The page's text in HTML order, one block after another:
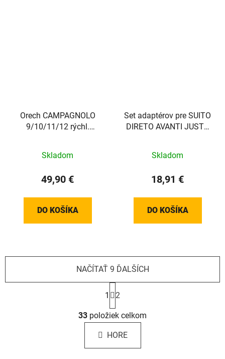
Orech CAMPAGNOLO
9/10/11/12 rýchl.
Turno)
Skladom
49,90 €
DO KOŠÍKA
Set adaptérov pre SUITO
DIRETO AVANTI JUSTO
Skladom
18,91 €
DO KOŠÍKA
O
v
l
á
d
NAČÍTAŤ 9 ĎALŠÍCH
S
t
r
á
n
k
1 2
33 položiek celkom
HORE